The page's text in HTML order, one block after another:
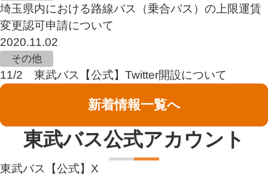
埼玉県内における路線バス（乗合バス）の上限運賃
変更認可申請について
2020.11.02
その他
11/2 東武バス【公式】Twitter開設について
新着情報一覧へ
東武バス公式アカウント
東武バス【公式】X